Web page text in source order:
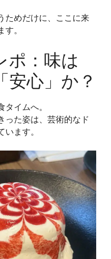
ためだけに、ここに来
。
ポ：味は
安心」か？
イムへ。
った姿は、芸術的なド
ます。